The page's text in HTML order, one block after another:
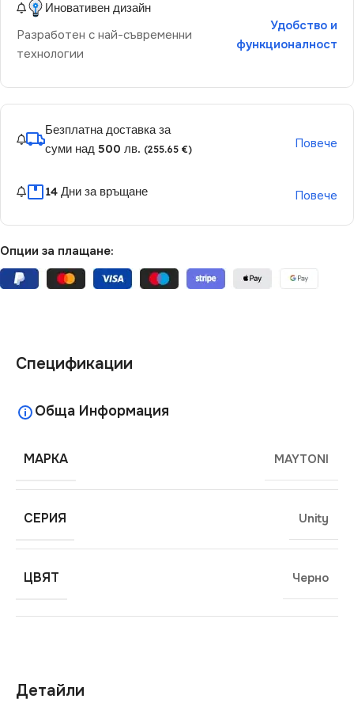
Иновативен дизайн
Разработен с най-съвременни
технологии
Удобство и
функционалност
Безплатна доставка за
суми над 500 лв. (255.65 €) Повече
14 Дни за връщане Повече
Опции за плащане:
Детайли
Спецификации
Обща Информация
МАРКА MAYTONI
СЕРИЯ Unity
ЦВЯТ Черно